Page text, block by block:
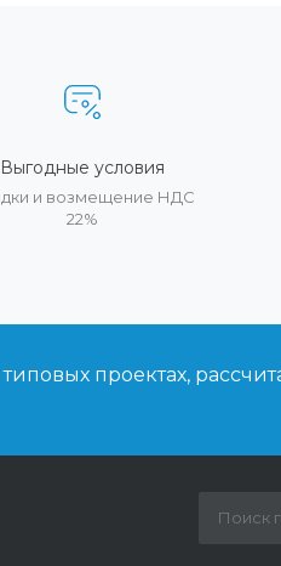
Выгодные условия
и возмещение НДС
22%
проектах,